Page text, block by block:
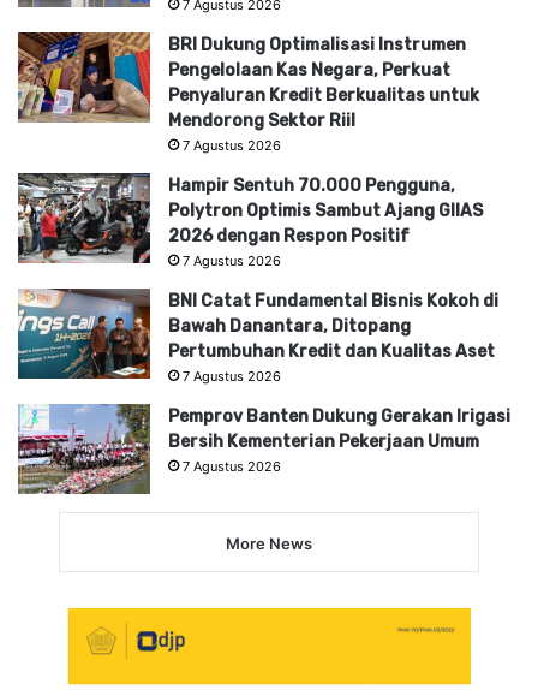
7 Agustus 2026
BRI Dukung Optimalisasi Instrumen
Pengelolaan Kas Negara, Perkuat
Penyaluran Kredit Berkualitas untuk
Mendorong Sektor Riil
7 Agustus 2026
Hampir Sentuh 70.000 Pengguna,
Polytron Optimis Sambut Ajang GIIAS
2026 dengan Respon Positif
7 Agustus 2026
BNI Catat Fundamental Bisnis Kokoh di
Bawah Danantara, Ditopang
Pertumbuhan Kredit dan Kualitas Aset
7 Agustus 2026
Pemprov Banten Dukung Gerakan Irigasi
Bersih Kementerian Pekerjaan Umum
7 Agustus 2026
More News